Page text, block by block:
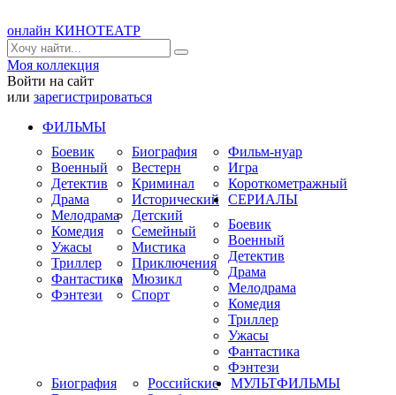
онлайн КИНОТЕАТР
Моя коллекция
Войти на сайт
или зарегистрироваться
ФИЛЬМЫ
Боевик
Военный
Детектив
Драма
Мелодрама
Комедия
Ужасы
Триллер
Фантастика
Фэнтези
Биография
Вестерн
Криминал
Исторический
Детский
Семейный
Мистика
Приключения
Мюзикл
Спорт
Фильм-нуар
Игра
Короткометражный
СЕРИАЛЫ
Боевик
Военный
Детектив
Драма
Мелодрама
Комедия
Триллер
Ужасы
Фантастика
Фэнтези
Биография
Российские
МУЛЬТФИЛЬМЫ